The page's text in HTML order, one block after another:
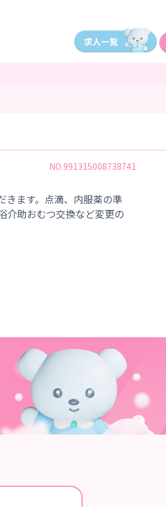
NO.991315008738741
きます。点滴、内服薬の準
介助おむつ交換など変更の